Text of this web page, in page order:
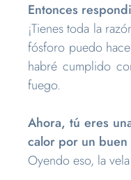
Entonces
¡Tienes toda la
fósforo puedo
habré cumplido
fuego.
Ahora, tú eres
calor por un buen
Oyendo eso, la